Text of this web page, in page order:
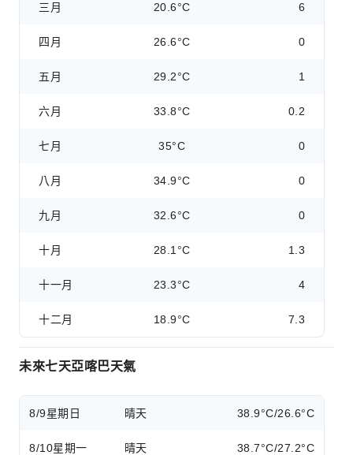
三月 20.6°C 6
四月 26.6°C 0
五月 29.2°C 1
六月 33.8°C 0.2
七月 35°C 0
八月 34.9°C 0
九月 32.6°C 0
十月 28.1°C 1.3
十一月 23.3°C 4
十二月 18.9°C 7.3
未來七天亞喀巴天氣
8/9星期日 晴天 38.9°C/26.6°C
8/10星期一 晴天 38.7°C/27.2°C